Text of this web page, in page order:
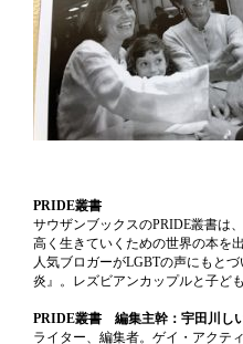
PRIDE叢書
サウザンブックスのPRIDE叢書は
高く生きていくための世界の本を
人気ブロガーがLGBTの声にもと
炎』。レズビアンカップルと子ど
PRIDE叢書 編集主幹：宇田川し
ライター、編集者。ゲイ・アクテ